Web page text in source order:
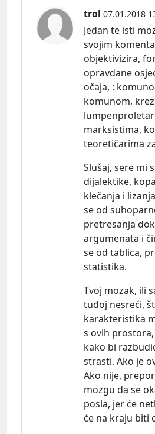
trol 07.01.2018
Jedan te isti
svojim
objektivizira,
opravdane
očaja, :
komunom,
marksistima,
teoretičarima
Slušaj, sere mi
dijalektike,
klečanja i
se od
pretresanja
argumenata i
se od tablica,
statistika.
Tvoj mozak, ili
tuđoj nesreći,
karakteristika
s ovih
kako bi
strasti. Ako je
Ako nije,
mozgu da se
posla, jer će
će na kraju biti